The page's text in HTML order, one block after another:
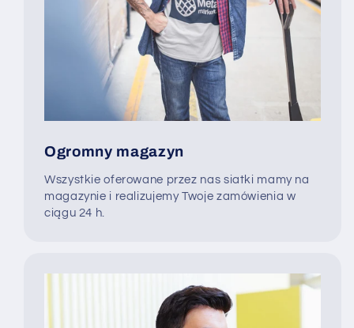
Ogromny magazyn
Wszystkie oferowane przez nas siatki mamy na
magazynie i realizujemy Twoje zamówienia w
ciągu 24 h.